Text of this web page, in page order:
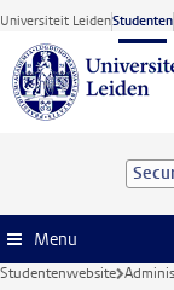
Ga direct naar de
Universiteit LeidenStudenten
Menu
Studentenwebsite